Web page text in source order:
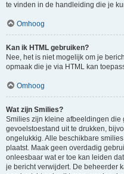
te vinden in de handleiding die je
Omhoog
Kan ik HTML gebruiken?
Nee, het is niet mogelijk om je
opmaak die je via HTML kan
Omhoog
Wat zijn Smilies?
Smilies zijn kleine afbeeldingen die
gevoelstoestand uit te drukken,
ongelukkig. Alle beschikbare
plaatst. Maak geen overdadig
onleesbaar wat er toe kan leiden
je bericht verwijdert. De beheerder